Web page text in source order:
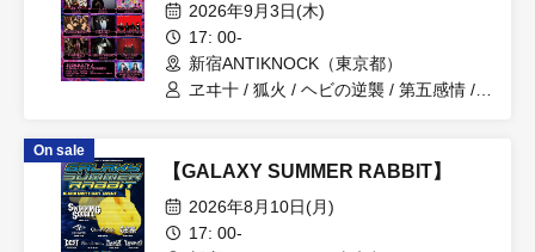
2026年9月3日(木)
17: 00-
新宿ANTIKNOCK（東京都）
ヱヰ十 / 狐火 / ヘビの逆襲 / 第五感情 /
RESONICA)
On sale
【GALAXY SUMMER RABBIT】
2026年8月10日(月)
17: 00-